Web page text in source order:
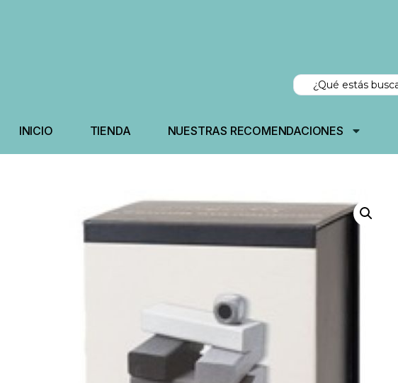
INICIO TIENDA NUESTRAS RECOMENDACIONES